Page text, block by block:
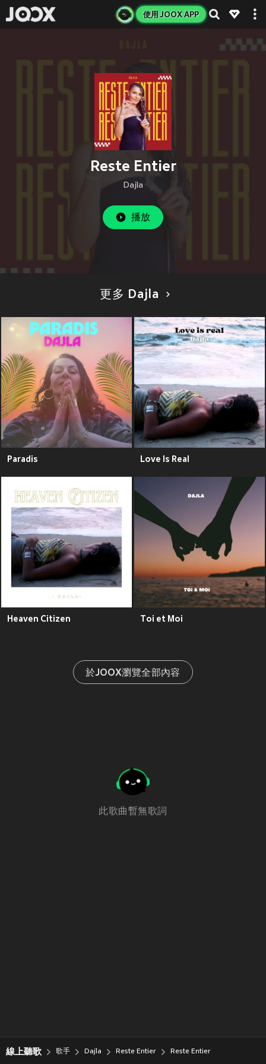
使用 JOOX APP
Reste Entier
Dajla
播放
更多 Dajla
Paradis Love Is Real
Heaven Citizen Toi et Moi
於JOOX瀏覽全部內容
此歌曲暫無歌詞
線上聽歌 歌手 Dajla Reste Entier Reste Entier